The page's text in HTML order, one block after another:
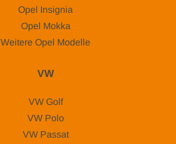
Opel Insignia
Opel Mokka
Weitere Opel Modelle
VW
VW Golf
VW Polo
VW Passat